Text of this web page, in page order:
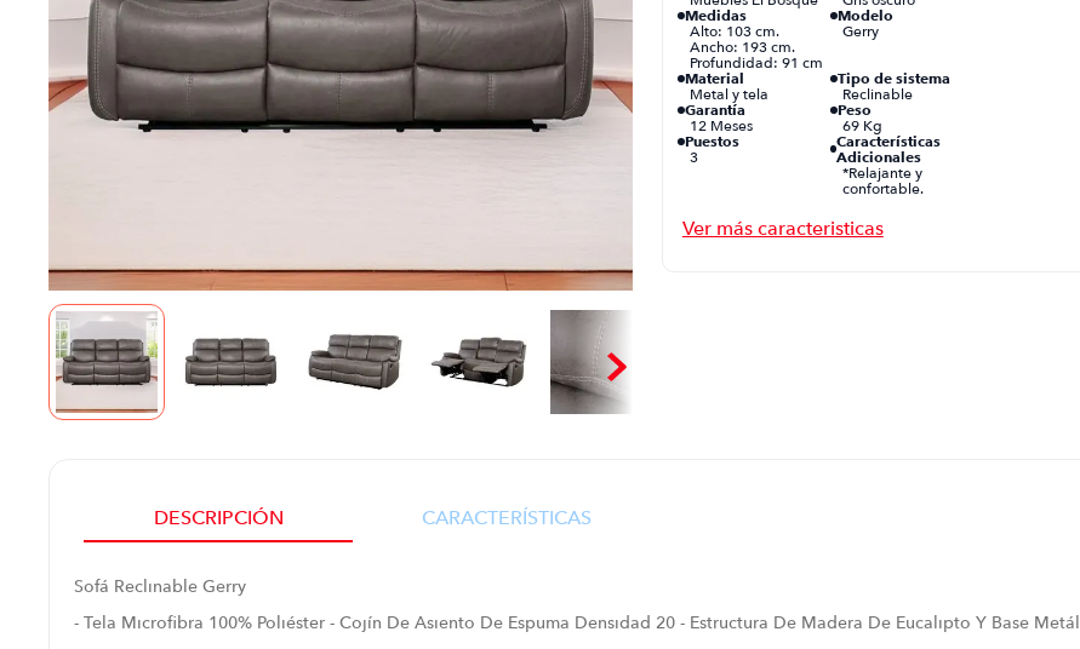
Medidas
Alto: 103 cm.
Ancho: 193 cm.
Profundidad: 91 cm
Modelo
Gerry
Material
Metal y tela
Tipo de sistema
Reclinable
Garantía
12 Meses
Peso
69 Kg
Puestos
3
Características
Adicionales
*Relajante y
confortable.
versatil. *Tela de alta
calidad de facil
DESCRIPCIÓN CARACTERÍSTICAS
Sofá Reclinable Gerry
- Tela Microfibra 100% Poliéster - Cojín De Asiento De Espuma Densidad 20 - Estructura De Madera De Eucalipto Y Base